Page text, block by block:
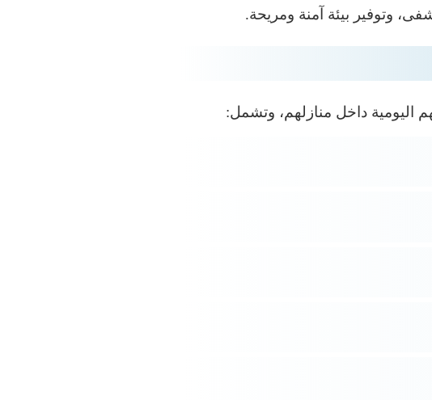
وتوفير بيئة آمنة ومريحة.
اليومية داخل منازلهم، وتشمل: